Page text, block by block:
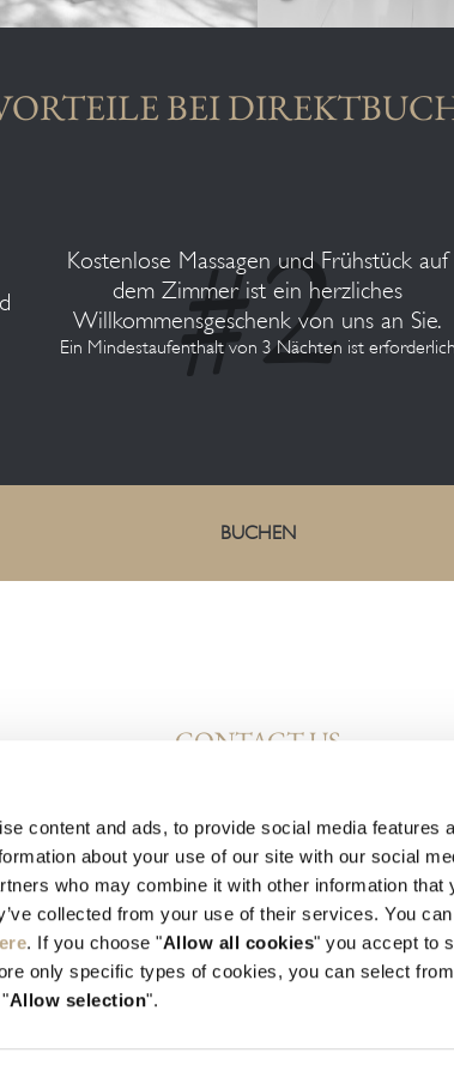
content and ads, to provide social media features
about your use of our site with our social
who may combine it with other information that
collected from your use of their services. You
. If you choose "Allow all cookies" you accept to
only specific types of cookies, you can select
Allow selection".
BEI
Kostenlose Massagen und Frühstück auf
dem Zimmer ist ein herzliches
Willkommensgeschenk von uns an Sie.
Ein Mindestaufenthalt von 3 Nächten ist erforderlich
BUCHEN
CONTACT US
Tel: +30 22410 45700
info@elysium.gr